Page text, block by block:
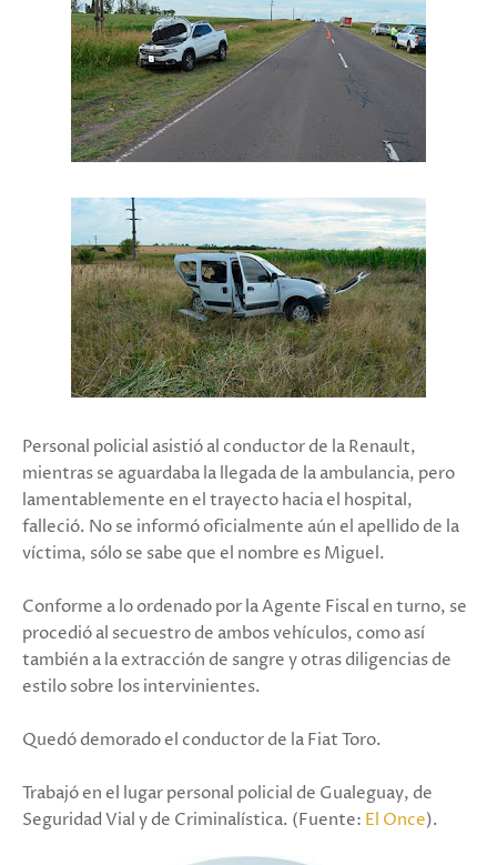
Personal policial asistió al conductor de la Renault,
mientras se aguardaba la llegada de la ambulancia, pero
lamentablemente en el trayecto hacia el hospital,
falleció. No se informó oficialmente aún el apellido de la
víctima, sólo se sabe que el nombre es Miguel.
Conforme a lo ordenado por la Agente Fiscal en turno, se
procedió al secuestro de ambos vehículos, como así
también a la extracción de sangre y otras diligencias de
estilo sobre los intervinientes.
Quedó demorado el conductor de la Fiat Toro.
Trabajó en el lugar personal policial de Gualeguay, de
Seguridad Vial y de Criminalística. (Fuente: El Once).